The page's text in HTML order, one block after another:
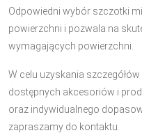
Odpowiedni wybór szczotki
powierzchni i pozwala na
wymagających powierzchni.
W celu uzyskania
dostępnych akcesoriów i
oraz indywidualnego
zapraszamy do kontaktu.